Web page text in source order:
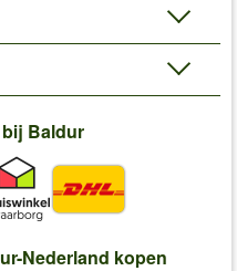
Baldur
Nederland kopen